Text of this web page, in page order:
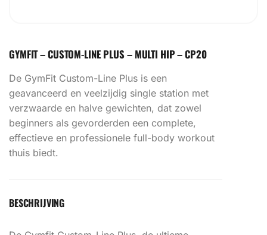
GYMFIT – CUSTOM-LINE PLUS – MULTI HIP – CP20
De GymFit Custom-Line Plus is een
geavanceerd en veelzijdig single station met
verzwaarde en halve gewichten, dat zowel
beginners als gevorderden een complete,
effectieve en professionele full-body workout
thuis biedt.
BESCHRIJVING